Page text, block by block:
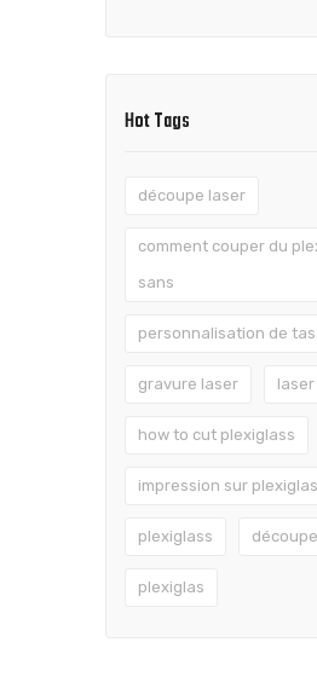
Hot Tags
découpe laser
comment couper du
sans
personnalisation de
gravure laser laser
how to cut plexiglass
impression sur
plexiglass découpe
plexiglas